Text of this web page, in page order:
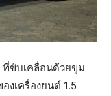
ที่ขับเคลื่อนด้วยขุม
งเครื่องยนต์ 1.5